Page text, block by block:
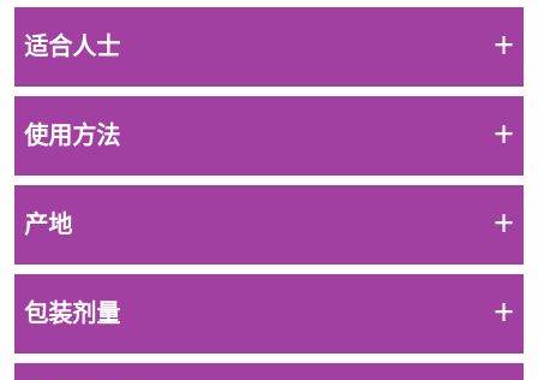
适合人士 +
使用方法 +
产地 +
包装剂量 +